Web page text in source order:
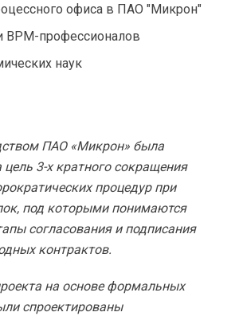
офиса в ПАО "Микрон"
BPM-профессионалов
наук
ПАО «Микрон» была
3-х кратного сокращения
процедур при
под которыми понимаются
согласования и подписания
контрактов.
на основе формальных
спроектированы